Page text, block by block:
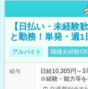
【日払い・未経験
と勤務！単発・週
アルバイト 職種未経験OK
給与
日給10,305円～
※経験・能力等を考
間】試用期間なし